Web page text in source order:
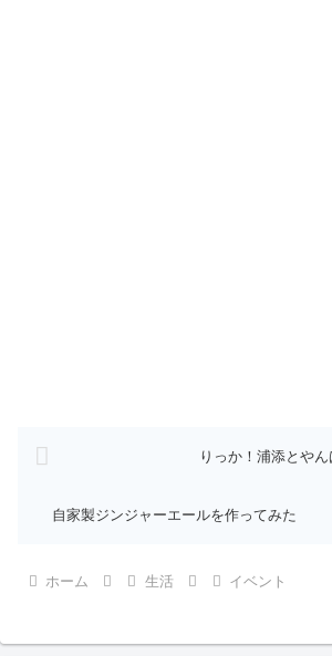
りっか！浦添とや
自家製ジンジャーエールを作ってみた
ホーム 生活 イベント